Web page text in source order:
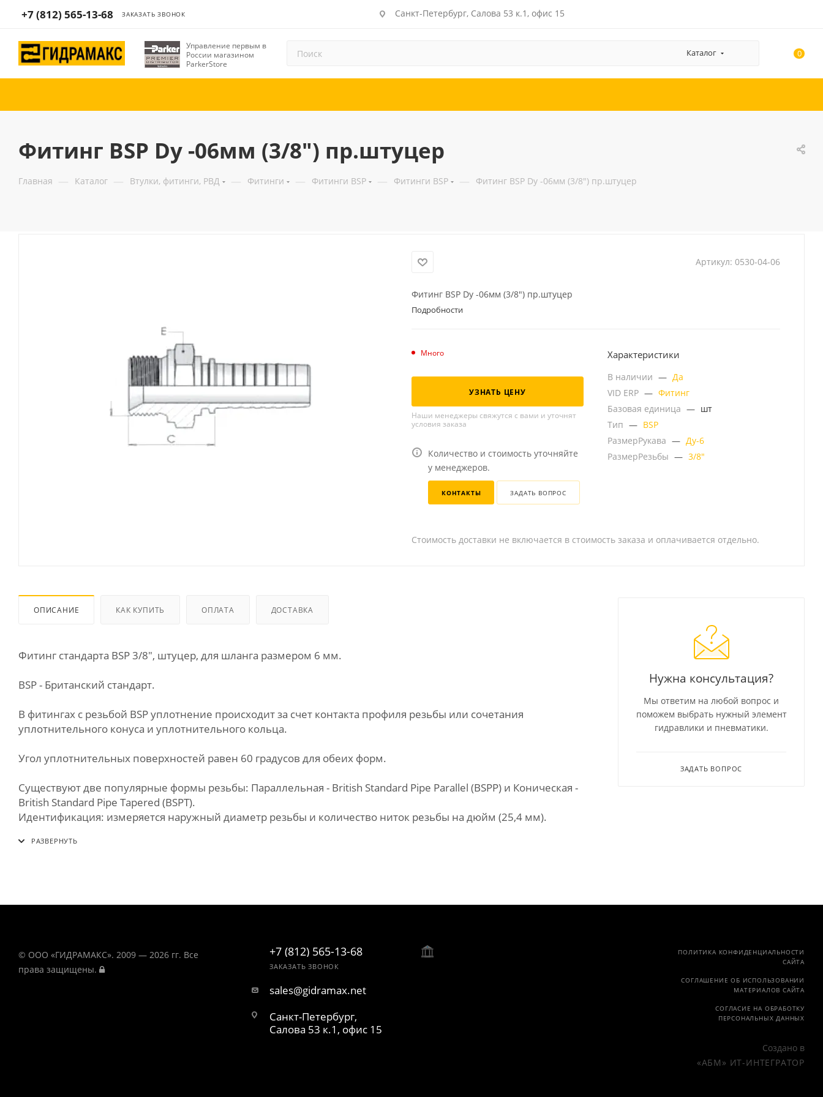
+7 (812) 565-13-68 ЗАКАЗАТЬ ЗВОНОК Санкт-Петербург, Салова 53 к.1, офис 15
Управление первым в
России магазином
ParkerStore
Каталог 0
Фитинг BSP Dу -06мм (3/8") пр.штуцер
Главная — Каталог — Втулки, фитинги, РВД — Фитинги — Фитинги BSP — Фитинги BSP — Фитинг BSP Dу -06мм (3/8") пр.штуцер
Артикул: 0530-04-06
Фитинг BSP Dу -06мм (3/8") пр.штуцер
Подробности
Много
УЗНАТЬ ЦЕНУ
Наши менеджеры свяжутся с вами и уточнят
условия заказа
Количество и стоимость уточняйте
у менеджеров.
КОНТАКТЫ ЗАДАТЬ ВОПРОС
Характеристики
В наличии — Да
VID ERP — Фитинг
Базовая единица — шт
Тип — BSP
РазмерРукава — Ду-6
РазмерРезьбы — 3/8"
Стоимость доставки не включается в стоимость заказа и оплачивается отдельно.
ОПИСАНИЕ КАК КУПИТЬ ОПЛАТА ДОСТАВКА
Фитинг стандарта BSP 3/8", штуцер, для шланга размером 6 мм.
BSP - Британский стандарт.
В фитингах с резьбой BSP уплотнение происходит за счет контакта профиля резьбы или сочетания
уплотнительного конуса и уплотнительного кольца.
Угол уплотнительных поверхностей равен 60 градусов для обеих форм.
Существуют две популярные формы резьбы: Параллельная - British Standard Pipe Parallel (BSPP) и Коническая -
British Standard Pipe Tapered (BSPT).
Идентификация: измеряется наружный диаметр резьбы и количество ниток резьбы на дюйм (25,4 мм).
Нужна консультация?
Мы ответим на любой вопрос и
поможем выбрать нужный элемент
гидравлики и пневматики.
ЗАДАТЬ ВОПРОС
© ООО «ГИДРАМАКС». 2009 — 2026 гг. Все
права защищены.
+7 (812) 565-13-68
ЗАКАЗАТЬ ЗВОНОК
sales@gidramax.net
Санкт-Петербург,
Салова 53 к.1, офис 15
ПОЛИТИКА КОНФИДЕНЦИАЛЬНОСТИ
САЙТА
СОГЛАШЕНИЕ ОБ ИСПОЛЬЗОВАНИИ
МАТЕРИАЛОВ САЙТА
СОГЛАСИЕ НА ОБРАБОТКУ
ПЕРСОНАЛЬНЫХ ДАННЫХ
Создано в
«АБМ» ИТ-ИНТЕГРАТОР